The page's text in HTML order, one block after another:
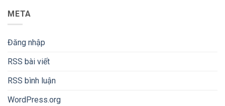
META
Đăng nhập
RSS bài viết
RSS bình luận
WordPress.org